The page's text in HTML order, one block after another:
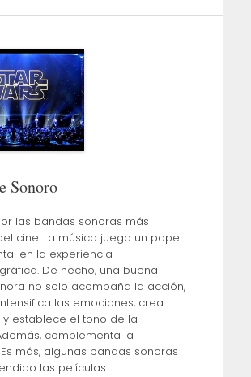
Sonoro
las bandas sonoras más
cine. La música juega un papel
en la experiencia
De hecho, una buena
no solo acompaña la acción,
las emociones, crea
y establece el tono de la
complementa la
más, algunas bandas sonoras
las películas…